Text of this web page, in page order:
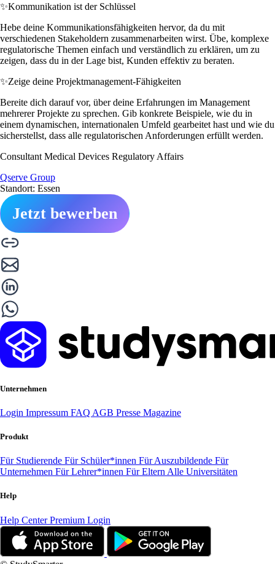
✨Kommunikation ist der Schlüssel
Hebe deine Kommunikationsfähigkeiten hervor, da du mit
verschiedenen Stakeholdern zusammenarbeiten wirst. Übe, komplexe
regulatorische Themen einfach und verständlich zu erklären, um zu
zeigen, dass du in der Lage bist, Kunden effektiv zu beraten.
✨Zeige deine Projektmanagement-Fähigkeiten
Bereite dich darauf vor, über deine Erfahrungen im Management
mehrerer Projekte zu sprechen. Gib konkrete Beispiele, wie du in
einem dynamischen, internationalen Umfeld gearbeitet hast und wie du
sicherstellst, dass alle regulatorischen Anforderungen erfüllt werden.
Consultant Medical Devices Regulatory Affairs
Qserve Group
Standort: Essen
Jetzt bewerben
Unternehmen
Login Impressum FAQ AGB Presse Magazine
Produkt
Für Studierende Für Schüler*innen Für Auszubildende Für
Unternehmen Für Lehrer*innen Für Eltern Alle Universitäten
Help
Help CenterPremium Login